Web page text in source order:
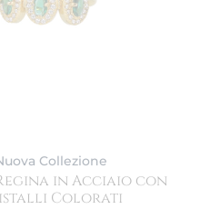
Collezione
in Acciaio con
Colorati